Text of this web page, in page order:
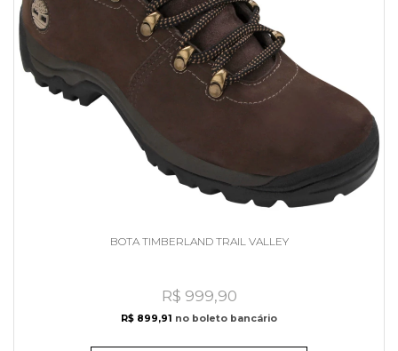
BOTA TIMBERLAND TRAIL VALLEY
R$ 999,90
R$ 899,91 no boleto bancário